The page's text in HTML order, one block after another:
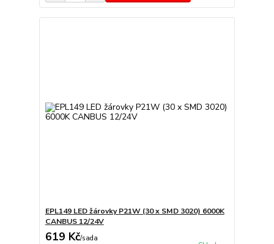
EPL149 LED žárovky P21W (30 x SMD 3020) 6000K
CANBUS 12/24V
619 Kč/sada